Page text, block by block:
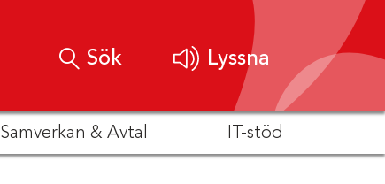
Sök Lyssna
Samverkan & Avtal IT-stöd